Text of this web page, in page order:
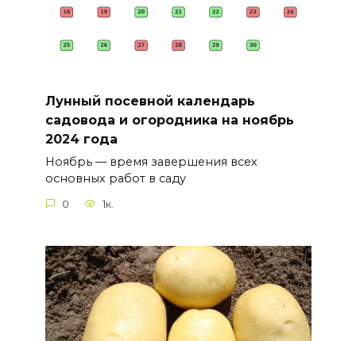
Лунный посевной календарь
садовода и огородника на ноябрь
2024 года
Ноябрь — время завершения всех
основных работ в саду
0 1к.